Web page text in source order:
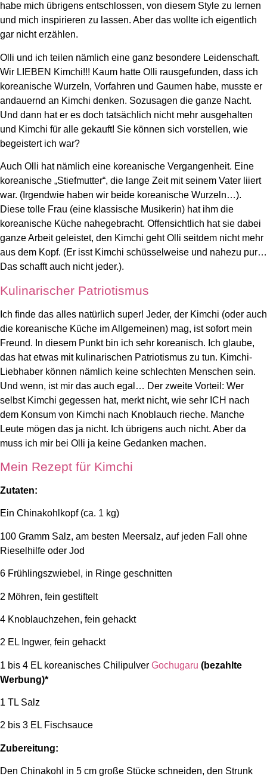
habe mich übrigens entschlossen, von diesem Style zu lernen
und mich inspirieren zu lassen. Aber das wollte ich eigentlich
gar nicht erzählen.
Olli und ich teilen nämlich eine ganz besondere Leidenschaft.
Wir LIEBEN Kimchi!!! Kaum hatte Olli rausgefunden, dass ich
koreanische Wurzeln, Vorfahren und Gaumen habe, musste er
andauernd an Kimchi denken. Sozusagen die ganze Nacht.
Und dann hat er es doch tatsächlich nicht mehr ausgehalten
und Kimchi für alle gekauft! Sie können sich vorstellen, wie
begeistert ich war?
Auch Olli hat nämlich eine koreanische Vergangenheit. Eine
koreanische „Stiefmutter“, die lange Zeit mit seinem Vater liiert
war. (Irgendwie haben wir beide koreanische Wurzeln…).
Diese tolle Frau (eine klassische Musikerin) hat ihm die
koreanische Küche nahegebracht. Offensichtlich hat sie dabei
ganze Arbeit geleistet, den Kimchi geht Olli seitdem nicht mehr
aus dem Kopf. (Er isst Kimchi schüsselweise und nahezu pur…
Das schafft auch nicht jeder.).
Kulinarischer Patriotismus
Ich finde das alles natürlich super! Jeder, der Kimchi (oder auch
die koreanische Küche im Allgemeinen) mag, ist sofort mein
Freund. In diesem Punkt bin ich sehr koreanisch. Ich glaube,
das hat etwas mit kulinarischen Patriotismus zu tun. Kimchi-
Liebhaber können nämlich keine schlechten Menschen sein.
Und wenn, ist mir das auch egal… Der zweite Vorteil: Wer
selbst Kimchi gegessen hat, merkt nicht, wie sehr ICH nach
dem Konsum von Kimchi nach Knoblauch rieche. Manche
Leute mögen das ja nicht. Ich übrigens auch nicht. Aber da
muss ich mir bei Olli ja keine Gedanken machen.
Mein Rezept für Kimchi
Zutaten:
Ein Chinakohlkopf (ca. 1 kg)
100 Gramm Salz, am besten Meersalz, auf jeden Fall ohne
Rieselhilfe oder Jod
6 Frühlingszwiebel, in Ringe geschnitten
2 Möhren, fein gestiftelt
4 Knoblauchzehen, fein gehackt
2 EL Ingwer, fein gehackt
1 bis 4 EL koreanisches Chilipulver Gochugaru (bezahlte
Werbung)*
1 TL Salz
2 bis 3 EL Fischsauce
Zubereitung:
Den Chinakohl in 5 cm große Stücke schneiden, den Strunk